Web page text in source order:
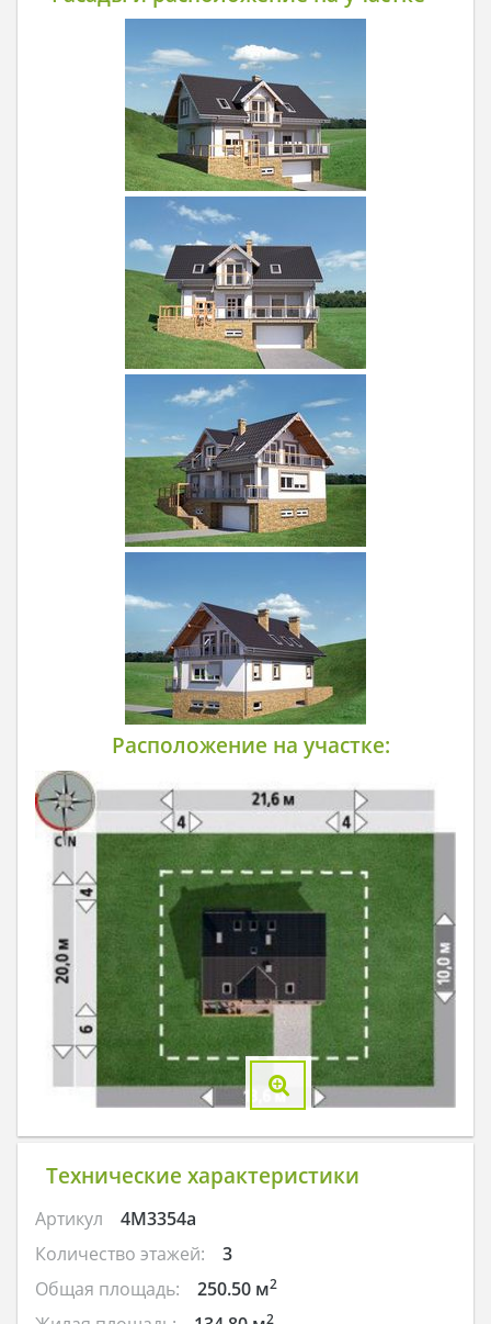
Расположение на участке:
Технические характеристики
Артикул
4M3354a
Количество этажей:
3
Общая площадь:
250.50 м2
2